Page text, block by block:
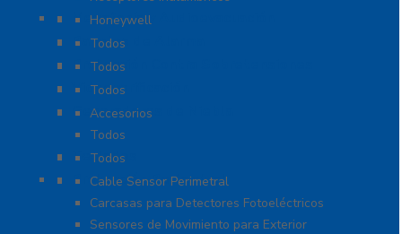
Megafonía y Audioevacuación
Honeywell
Paneles de Alarma
Todos
Protección Contra Sobretensiones
Todos
Videoverificación
Todos
Generadores de Niebla
Accesorios
Todos
Teclados
Todos
Protección Perimetral
Cable Sensor Perimetral
Carcasas para Detectores Fotoeléctricos
Sensores de Movimiento para Exterior